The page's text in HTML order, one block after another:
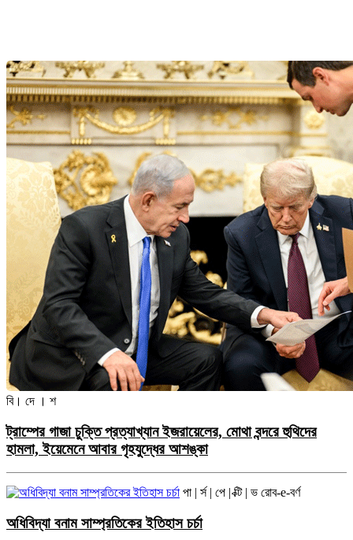
বি। দে । শ
‌ট্রাম্পের গাজা চুক্তি প্রত্যাখ্যান ইজরায়েলের, মোথা বন্দরে হুথিদের
হামলা, ইয়েমেনে আবার গৃহযুদ্ধের আশঙ্কা
পা | র্স | পে | ক্টি | ভ রোব-e-বর্ণ
অধিবিদ্যা বনাম সাম্প্রতিকের ইতিহাস চর্চা